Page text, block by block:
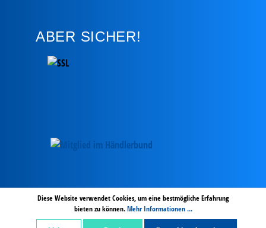
ABER SICHER!
AGB Hinweise zur Batterieentsorgung
Zahlung und Versand
Widerrufsbelehrung digitale Inhalte
Widerruf
Impressum
Diese Website verwendet Cookies, um eine bestmögliche Erfahrung
bieten zu können.Mehr Informationen ...